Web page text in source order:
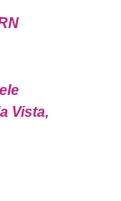
Vista,